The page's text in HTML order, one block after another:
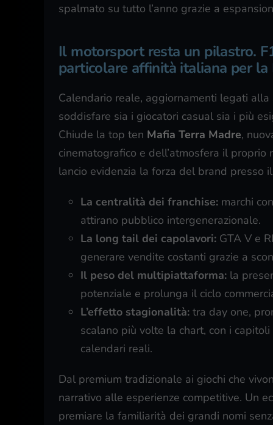
spalmato su tutto l’anno grazie a
Il motorsport resta un pilastro.
particolare affinità italiana per la
Calendario reale, aggiornamenti legati
soddisfare sia i giocatori casual sia i più
Chiude la top ten Mafia Terra Madre,
cinematografico e dell’atmosfera il
lancio evidenzia la forza del brand presso
La centralità dei franchise: marchi
attirano pubblico intergenerazionale.
La long tail dei capolavori: GTA V e
generare vendite costanti grazie a
Il peso del multipiattaforma: la
potenziale e prolunga il ciclo
L’effetto stagionalità: tra day one,
scalano più volte la chart, con i
calendari reali.
Dal premium tradizionale ai giochi che
narrativo alle esperienze competitive. Un
premiare la familiarità dei grandi nomi